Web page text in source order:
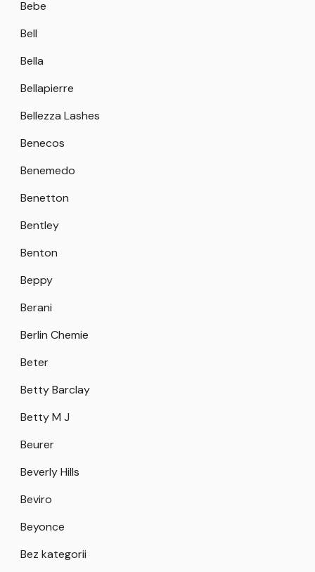
Bebe
Bell
Bella
Bellapierre
Bellezza Lashes
Benecos
Benemedo
Benetton
Bentley
Benton
Beppy
Berani
Berlin Chemie
Beter
Betty Barclay
Betty M J
Beurer
Beverly Hills
Beviro
Beyonce
Bez kategorii